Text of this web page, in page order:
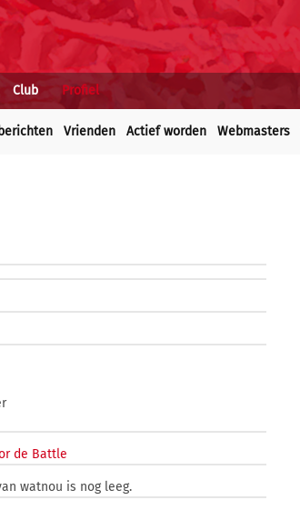
Club Profiel
Vrienden Actief worden Webmasters
de Battle
watnou is nog leeg.